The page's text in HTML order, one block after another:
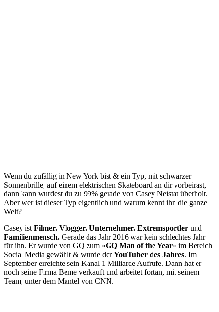
Wenn du zufällig in New York bist & ein Typ, mit schwarzer
Sonnenbrille, auf einem elektrischen Skateboard an dir vorbeirast,
dann kann wurdest du zu 99% gerade von Casey Neistat überholt.
Aber wer ist dieser Typ eigentlich und warum kennt ihn die ganze
Welt?
Casey ist Filmer. Vlogger. Unternehmer. Extremsportler und
Familienmensch. Gerade das Jahr 2016 war kein schlechtes Jahr
für ihn. Er wurde von GQ zum »GQ Man of the Year« im Bereich
Social Media gewählt & wurde derYouTuber des Jahres. Im
September erreichte sein Kanal 1 Milliarde Aufrufe. Dann hat er
noch seine Firma Beme verkauft und arbeitet fortan, mit seinem
Team, unter dem Mantel von CNN.